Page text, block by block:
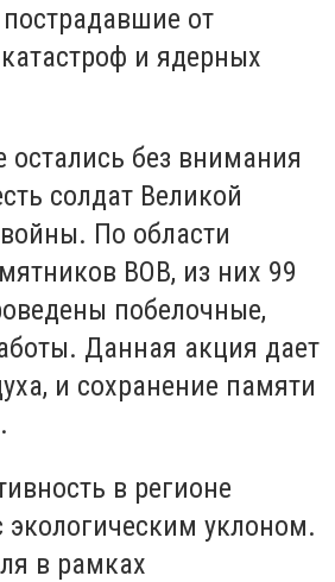
от
и ядерных
остались без внимания
солдат Великой
По области
ВОВ, из них 99
побелочные,
Данная акция дает
и сохранение памяти
в регионе
экологическим уклоном.
в рамках